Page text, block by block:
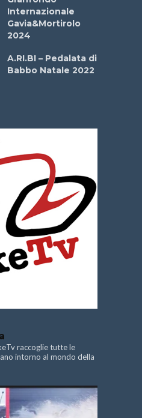
Internazionale
Gavia&Mortirolo
2024
A.RI.BI – Pedalata di
Babbo Natale 2022
raccoglie tutte le
intorno al mondo della